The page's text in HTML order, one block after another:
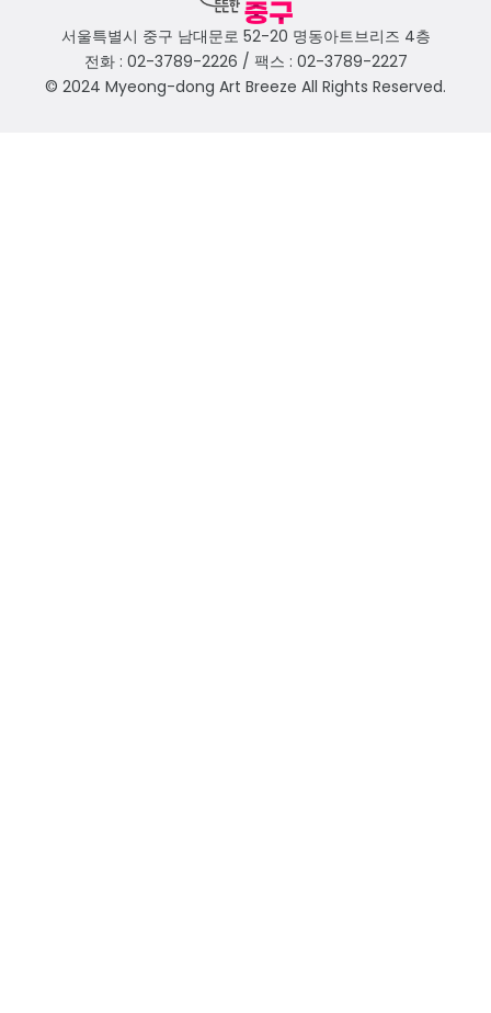
서울특별시 중구 남대문로 52-20 명동아트브리즈 4층
전화 : 02-3789-2226 / 팩스 : 02-3789-2227
© 2024 Myeong-dong Art Breeze All Rights Reserved.